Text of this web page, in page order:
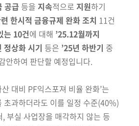
공급 등을 지속적으로 지원하기
한시적 금융규제 완화 조치 11건
는 10건에 대해 ’25.12월까지
정상화 시기 등은 ’25년 하반기 중
안하여 판단할 예정입니다.
산 대비 PF익스포져 비율 완화’는
초과하더라도 이를 일정 수준(40%)
, 부실 사업장을 매각하지 않는 등